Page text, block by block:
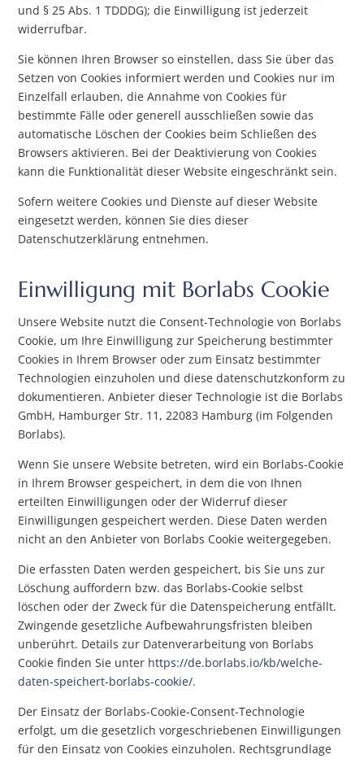
und § 25 Abs. 1 TDDDG); die Einwilligung ist jederzeit
widerrufbar.
Sie können Ihren Browser so einstellen, dass Sie über das
Setzen von Cookies informiert werden und Cookies nur im
Einzelfall erlauben, die Annahme von Cookies für
bestimmte Fälle oder generell ausschließen sowie das
automatische Löschen der Cookies beim Schließen des
Browsers aktivieren. Bei der Deaktivierung von Cookies
kann die Funktionalität dieser Website eingeschränkt sein.
Sofern weitere Cookies und Dienste auf dieser Website
eingesetzt werden, können Sie dies dieser
Datenschutzerklärung entnehmen.
Einwilligung mit Borlabs Cookie
Unsere Website nutzt die Consent-Technologie von Borlabs
Cookie, um Ihre Einwilligung zur Speicherung bestimmter
Cookies in Ihrem Browser oder zum Einsatz bestimmter
Technologien einzuholen und diese datenschutzkonform zu
dokumentieren. Anbieter dieser Technologie ist die Borlabs
GmbH, Hamburger Str. 11, 22083 Hamburg (im Folgenden
Borlabs).
Wenn Sie unsere Website betreten, wird ein Borlabs-Cookie
in Ihrem Browser gespeichert, in dem die von Ihnen
erteilten Einwilligungen oder der Widerruf dieser
Einwilligungen gespeichert werden. Diese Daten werden
nicht an den Anbieter von Borlabs Cookie weitergegeben.
Die erfassten Daten werden gespeichert, bis Sie uns zur
Löschung auffordern bzw. das Borlabs-Cookie selbst
löschen oder der Zweck für die Datenspeicherung entfällt.
Zwingende gesetzliche Aufbewahrungsfristen bleiben
unberührt. Details zur Datenverarbeitung von Borlabs
Cookie finden Sie unter https://de.borlabs.io/kb/welche-
daten-speichert-borlabs-cookie/.
Der Einsatz der Borlabs-Cookie-Consent-Technologie
erfolgt, um die gesetzlich vorgeschriebenen Einwilligungen
für den Einsatz von Cookies einzuholen. Rechtsgrundlage